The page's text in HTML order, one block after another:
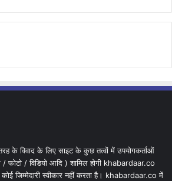
के विवाद के लिए साइट के कुछ तत्वों में उपयोगकर्ताओं
/ फोटो / विडियो आदि ) शामिल होगी khabardaar.co
जिम्मेदारी स्वीकार नहीं करता है। khabardaar.co में